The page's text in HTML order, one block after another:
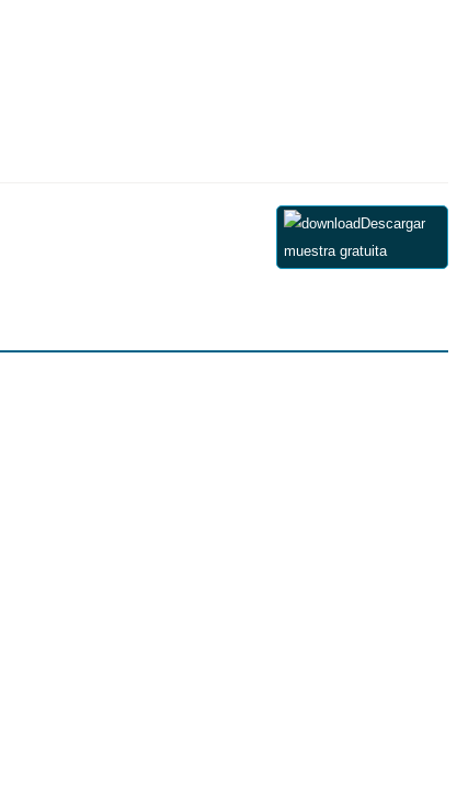
Descargar
muestra gratuita